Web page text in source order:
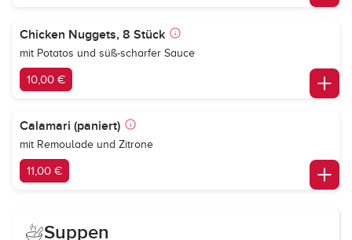
Chicken Nuggets, 8 Stück
mit Potatos und süß-scharfer Sauce
10,00 €
Calamari (paniert)
mit Remoulade und Zitrone
11,00 €
Suppen